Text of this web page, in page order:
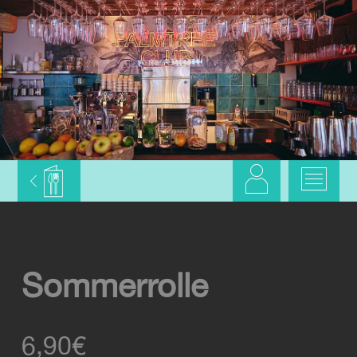
Sommerrolle
6,90€